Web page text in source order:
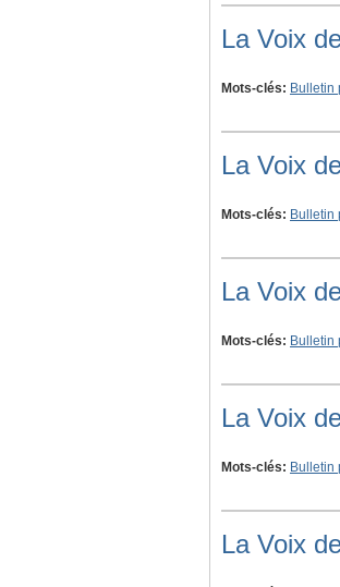
La Voix
Mots-clés: Bulletin
La Voix
Mots-clés: Bulletin
La Voix
Mots-clés: Bulletin
La Voix
Mots-clés: Bulletin
La Voix